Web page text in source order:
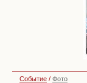
Событие / Фото